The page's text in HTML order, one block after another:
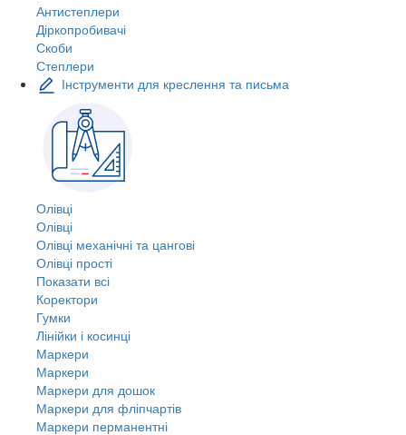
Антистеплери
Діркопробивачі
Скоби
Степлери
Інструменти для креслення та письма
Олівці
Олівці
Олівці механічні та цангові
Олівці прості
Показати всі
Коректори
Гумки
Лінійки і косинці
Маркери
Маркери
Маркери для дошок
Маркери для фліпчартів
Маркери перманентні